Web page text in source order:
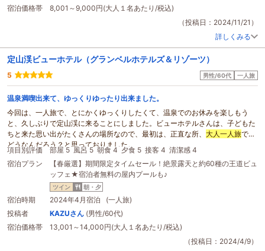
宿泊価格帯
8,001～9,000円(大人１名あたり/税込)
（投稿日：2024/11/21）
詳しくみる
定山渓ビューホテル（グランベルホテルズ＆リゾーツ）
5 男性/60代 一人旅
温泉満喫出来て、ゆっくりゆったり出来ました。
今回は、一人旅で、とにかくゆっくりしたくて、温泉でのお休みを楽しもう
と、久しぶりで定山渓に来ることにしました。ビューホテルさんは、子どもた
ちと来た思い出がたくさんの場所なので、最初は、正直な所、 大人一人旅では
どうなんだろう？と思っておりました。
ですが、札幌駅からの無料送迎から、広い部屋でゆったりして、展望浴室と露
天風呂で湯治気分満喫がしっかり出来ました。
バイキングも、和、洋、中、イタリアンまで、ゆっくり選んで楽しく美味しく
いただきましたし、朝もイクラ丼をイクラマシマシで食べられました。下の大
浴場も全て制覇したので、大人一人旅でも充分楽しめました。
レストランでの従業員さんたちの気遣いもしっかりしていて感心しました。お
かげ様で、大変良い休暇にななりました。
ただ、チェックアウトが終わり、札幌までの送迎バスが、どこに並ぶのかがは
っきりしていませんので、だいぶ前から待っていても、後ろになってしまいま
項目別評価 部屋 5 風呂 5 朝食 4 夕食 5 接客 4 清潔感 4
宿泊プラン
【春厳選】期間限定タイムセール！絶景露天と約60種の王道ビュ
ッフェ★宿泊者無料の屋内プールも♪
ツイン 朝・夕
宿泊時期
2024年4月宿泊 (一人旅)
投稿者
KAZUさん (男性/60代)
宿泊価格帯
13,001～14,000円(大人１名あたり/税込)
（投稿日：2024/4/9）